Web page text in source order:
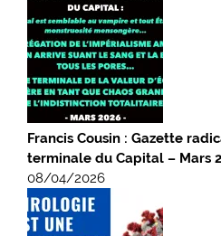
Francis Cousin : Gazette
terminale du Capital – Mars
08/04/2026